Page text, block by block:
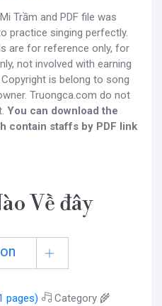
Trầm and PDF file was
practice singing perfectly.
are for reference only, for
not involved with earning
is belong to song
Truongca.com do not
You can download the
contain staffs by PDF link
Về đây
pages)
Category 🌾